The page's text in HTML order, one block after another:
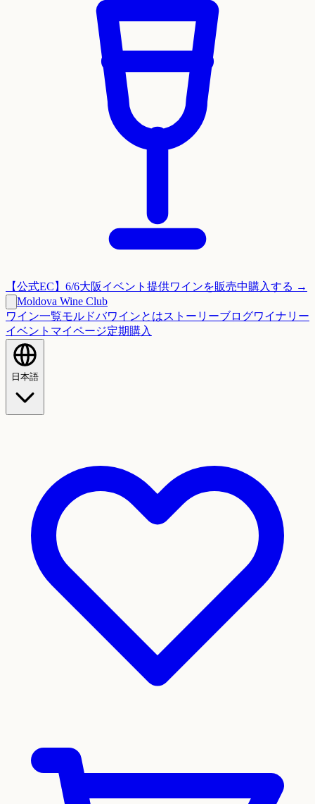
【公式EC】6/6大阪イベント提供ワインを販売中購入する →
Moldova Wine Club
ワイン一覧モルドバワインとはストーリーブログワイナリー
イベント マイページ定期購入
日本語